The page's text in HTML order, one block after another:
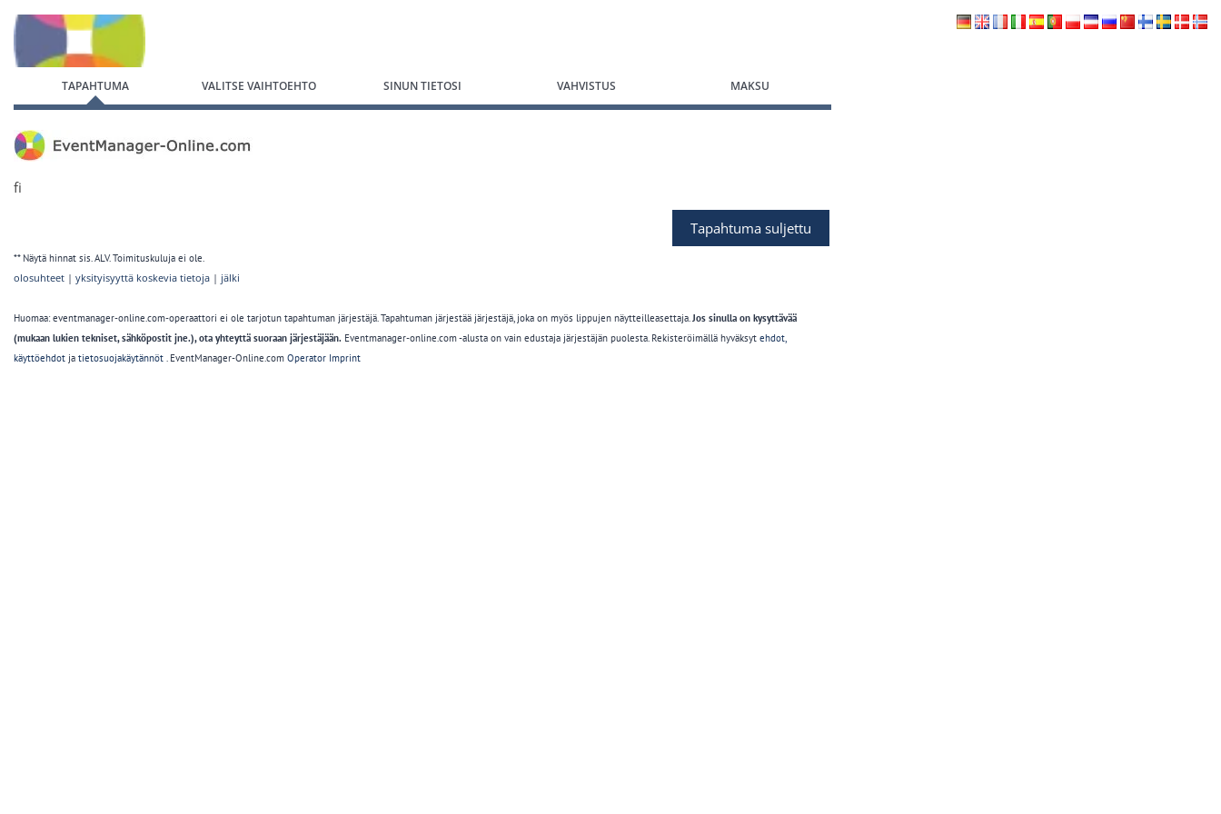
TAPAHTUMA VALITSE VAIHTOEHTO SINUN TIETOSI VAHVISTUS MAKSU
fi
Tapahtuma suljettu
** Näytä hinnat sis. ALV. Toimituskuluja ei ole.
olosuhteet | yksityisyyttä koskevia tietoja | jälki
Huomaa: eventmanager-online.com-operaattori ei ole tarjotun tapahtuman järjestäjä. Tapahtuman järjestää järjestäjä, joka on myös lippujen näytteilleasettaja. Jos sinulla on kysyttävää
(mukaan lukien tekniset, sähköpostit jne.), ota yhteyttä suoraan järjestäjään. Eventmanager-online.com -alusta on vain edustaja järjestäjän puolesta. Rekisteröimällä hyväksyt ehdot,
käyttöehdot ja tietosuojakäytännöt . EventManager-Online.com Operator Imprint